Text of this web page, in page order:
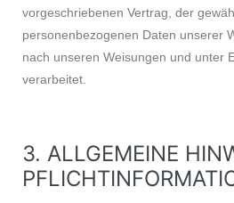
vorgeschriebenen Vertrag, der
personenbezogenen Daten unserer
nach unseren Weisungen und unter
verarbeitet.
3. ALLGEMEINE